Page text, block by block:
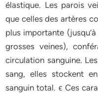
élastique. Les parois
que celles des artères
plus importante
grosses veines),
circulation sanguine.
sang, elles stockent
sanguin total. ϵ Ces